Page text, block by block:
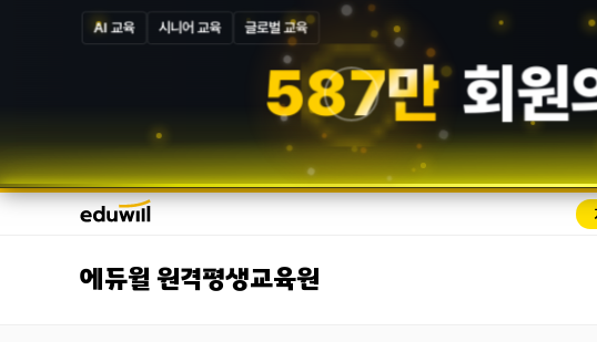
AI 교육 시니어 교육 글로벌 교육
587만 회원
에듀윌 원격평생교육원